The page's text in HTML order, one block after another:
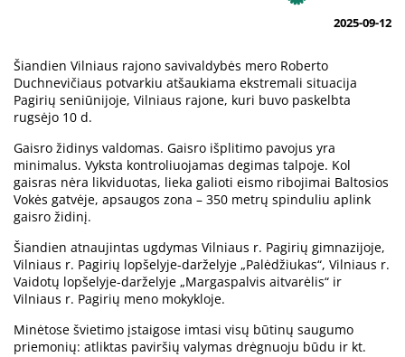
2025-09-12
Šiandien Vilniaus rajono savivaldybės mero Roberto
Duchnevičiaus potvarkiu atšaukiama ekstremali situacija
Pagirių seniūnijoje, Vilniaus rajone, kuri buvo paskelbta
rugsėjo 10 d.
Gaisro židinys valdomas. Gaisro išplitimo pavojus yra
minimalus. Vyksta kontroliuojamas degimas talpoje. Kol
gaisras nėra likviduotas, lieka galioti eismo ribojimai Baltosios
Vokės gatvėje, apsaugos zona – 350 metrų spinduliu aplink
gaisro židinį.
Šiandien atnaujintas ugdymas Vilniaus r. Pagirių gimnazijoje,
Vilniaus r. Pagirių lopšelyje-darželyje „Palėdžiukas“, Vilniaus r.
Vaidotų lopšelyje-darželyje „Margaspalvis aitvarėlis“ ir
Vilniaus r. Pagirių meno mokykloje.
Minėtose švietimo įstaigose imtasi visų būtinų saugumo
priemonių: atliktas paviršių valymas drėgnuoju būdu ir kt.